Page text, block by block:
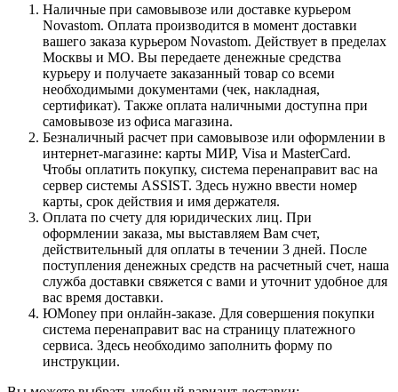
Наличные при самовывозе или доставке курьером
Novastom. Оплата производится в момент доставки
вашего заказа курьером Novastom. Действует в пределах
Москвы и МО. Вы передаете денежные средства
курьеру и получаете заказанный товар со всеми
необходимыми документами (чек, накладная,
сертификат). Также оплата наличными доступна при
самовывозе из офиса магазина.
Безналичный расчет при самовывозе или оформлении в
интернет-магазине: карты МИР, Visa и MasterCard.
Чтобы оплатить покупку, система перенаправит вас на
сервер системы ASSIST. Здесь нужно ввести номер
карты, срок действия и имя держателя.
Оплата по счету для юридических лиц. При
оформлении заказа, мы выставляем Вам счет,
действительный для оплаты в течении 3 дней. После
поступления денежных средств на расчетный счет, наша
служба доставки свяжется с вами и уточнит удобное для
вас время доставки.
ЮMoney при онлайн-заказе. Для совершения покупки
система перенаправит вас на страницу платежного
сервиса. Здесь необходимо заполнить форму по
инструкции.